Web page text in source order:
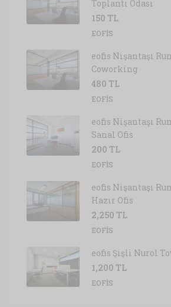
Toplantı Odası
150 TL
EOFIS
eofis Nişantaşı
Coworking
480 TL
EOFIS
eofis Nişantaşı
Sanal Ofis
200 TL
EOFIS
eofis Nişantaşı
Hazır Ofis
2,250 TL
EOFIS
eofis Şişli Nurol
1,200 TL
EOFIS